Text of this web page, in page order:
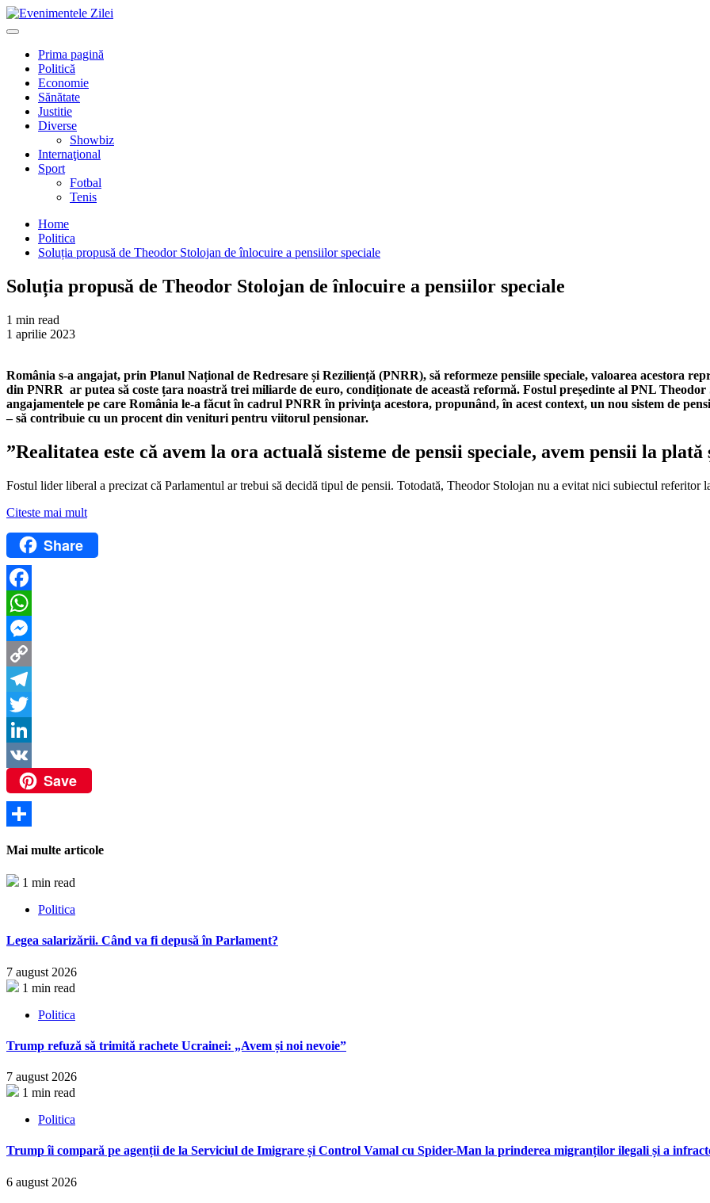
Mergi
la
Primary
Prima pagină
Politică
Economie
Sănătate
Justitie
Diverse
Showbiz
Internaţional
Sport
Fotbal
Tenis
Home
Politica
Soluția propusă de Theodor Stolojan de înlocuire a pensiilor speciale
Soluția propusă de Theodor Stolojan de înlocuire a pensiilor speciale
1 min read
1 aprilie 2023
România s-a angajat, prin Planul Național de Redresare și Reziliență (PNRR), să reformeze pensiile speciale, valoarea acestora
din PNRR ar putea să coste țara noastră trei miliarde de euro, condiționate de această reformă. Fostul preşedinte al PNL
angajamentele pe care România le-a făcut în cadrul PNRR în privinţa acestora, propunând, în acest context, un nou sistem de
– să contribuie cu un procent din venituri pentru viitorul pensionar.
”Realitatea este că avem la ora actuală sisteme de pensii speciale, avem pensii la
Fostul lider liberal a precizat că Parlamentul ar trebui să decidă tipul de pensii. Totodată, Theodor Stolojan nu a evitat nici subiectul referitor
Citeste mai mult
Share
Facebook
WhatsApp
Messenger
Copy
Link
Telegram
Twitter
LinkedIn
VK
Save
Mai multe articole
1 min read
Politica
Legea salarizării. Când va fi depusă în Parlament?
7 august 2026
1 min read
Politica
Trump refuză să trimită rachete Ucrainei: „Avem și noi nevoie”
7 august 2026
1 min read
Politica
Trump îi compară pe agenții de la Serviciul de Imigrare și Control Vamal cu Spider-Man la prinderea migranților ilegali și a
6 august 2026